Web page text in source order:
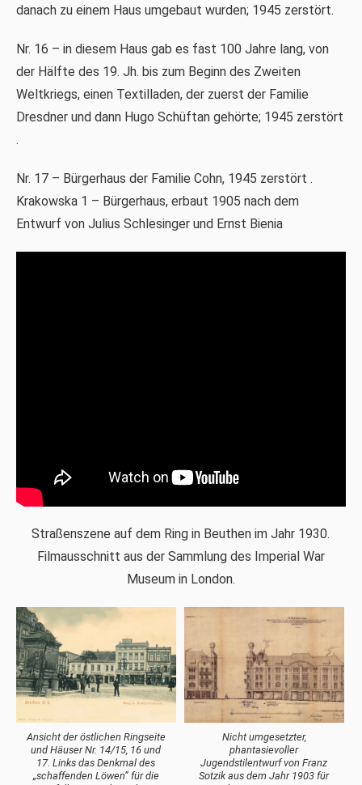
danach zu einem Haus umgebaut wurden; 1945 zerstört.
Nr. 16 – in diesem Haus gab es fast 100 Jahre lang, von
der Hälfte des 19. Jh. bis zum Beginn des Zweiten
Weltkriegs, einen Textilladen, der zuerst der Familie
Dresdner und dann Hugo Schüftan gehörte; 1945 zerstört
.
Nr. 17 – Bürgerhaus der Familie Cohn, 1945 zerstört .
Krakowska 1 – Bürgerhaus, erbaut 1905 nach dem
Entwurf von Julius Schlesinger und Ernst Bienia
Straßenszene auf dem Ring in Beuthen im Jahr 1930.
Filmausschnitt aus der Sammlung des Imperial War
Museum in London.
Ansicht der östlichen Ringseite
und Häuser Nr. 14/15, 16 und
17. Links das Denkmal des
„schaffenden Löwen” für die
Nicht umgesetzter,
phantasievoller
Jugendstilentwurf von Franz
Sotzik aus dem Jahr 1903 für